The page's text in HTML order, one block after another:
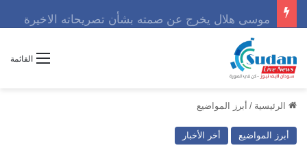
موسى هلال يخرج عن صمته بشأن تصريحاته الاخيرة
القائمة
الرئيسية / أبرز المواضيع
أبرز المواضيع أخر الأخبار